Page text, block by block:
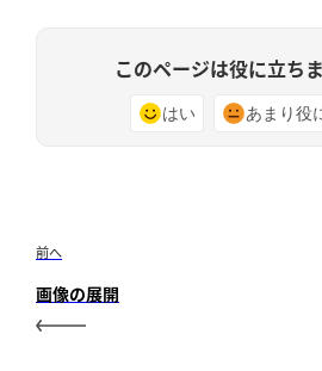
このページは役に立ち
はい あまり役
前へ
画像の展開